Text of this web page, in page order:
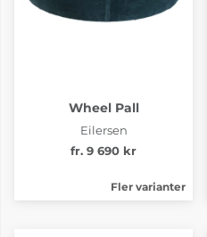
fr. 55 894 kr
Wheel Pall
Eilersen
fr. 9 690 kr
Fler varianter